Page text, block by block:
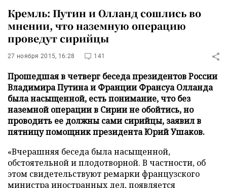
Кремль: Путин и Олланд сошлись во
мнении, что наземную операцию
проведут сирийцы
27 ноября 2015, 16:28 141
Прошедшая в четверг беседа президентов России
Владимира Путина и Франции Франсуа Олланда
была насыщенной, есть понимание, что без
наземной операции в Сирии не обойтись, но
проводить ее должны сами сирийцы, заявил в
пятницу помощник президента Юрий Ушаков.
«Вчерашняя беседа была насыщенной,
обстоятельной и плодотворной. В частности, об
этом свидетельствуют ремарки французского
министра иностранных дел, появляется